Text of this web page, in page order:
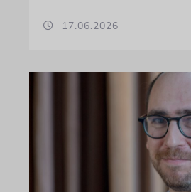
17.06.2026